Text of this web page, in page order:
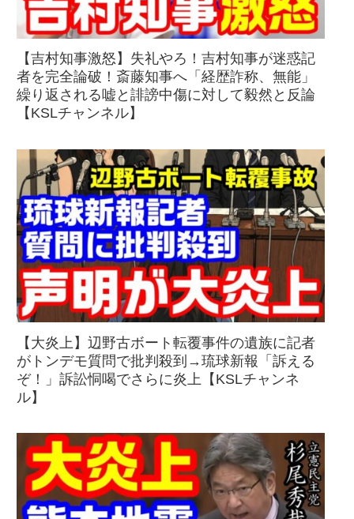
【吉村知事激怒】失礼やろ！吉村知事が迷惑記
者を完全論破！斎藤知事へ「経歴詐称、無能」
繰り返される嘘と誹謗中傷に対して毅然と反論
【KSLチャンネル】
【大炎上】辺野古ボート転覆事件の遺族に記者
がトンデモ質問で批判殺到→琉球新報「訴える
ぞ！」訴訟恫喝でさらに炎上【KSLチャンネ
ル】